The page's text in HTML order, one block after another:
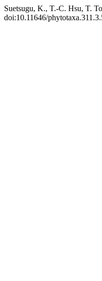
Suetsugu, K., T.-C. Hsu, T.
doi:10.11646/